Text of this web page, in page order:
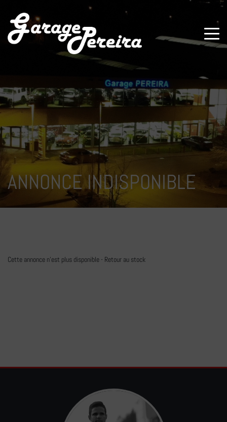
ANNONCE INDISPONIBLE
Cette annonce n'est plus disponible - Retour au stock
Paramètres avancés des cookies